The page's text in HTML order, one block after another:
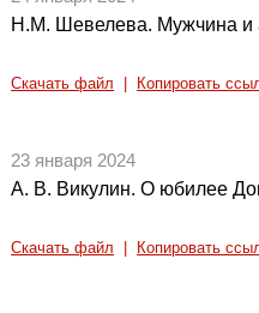
Н.М. Шевелева. Мужчина и
Скачать файл Копировать
23 января 2024
А. В. Викулин. О юбилее
Скачать файл Копировать